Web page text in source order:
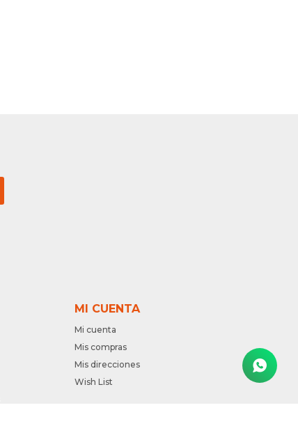
MI CUENTA
Mi cuenta
Mis compras
Mis direcciones
Wish List